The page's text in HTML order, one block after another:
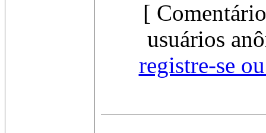
[
usuários
registre-se